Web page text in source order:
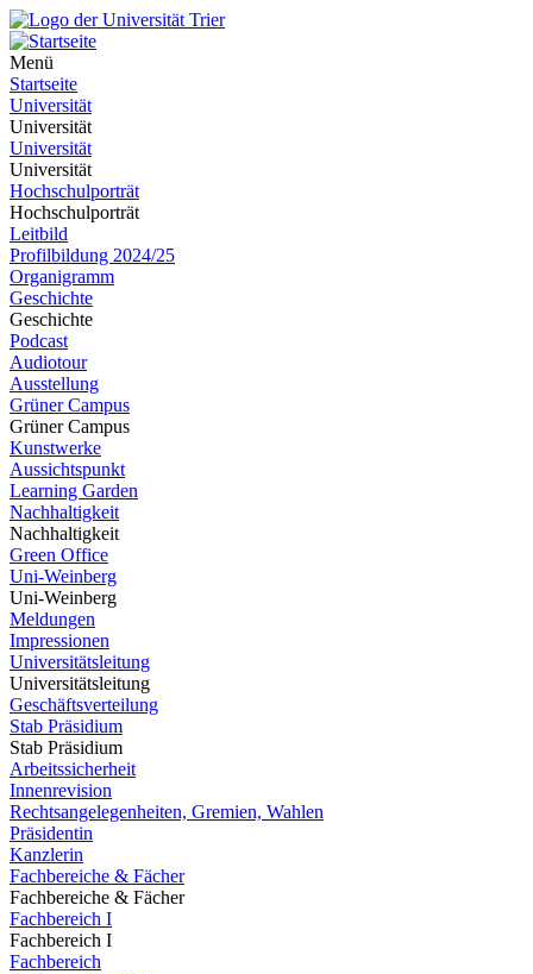
Menü
Startseite
Universität
Universität
Universität
Universität
Hochschulporträt
Hochschulporträt
Leitbild
Profilbildung 2024/25
Organigramm
Geschichte
Geschichte
Podcast
Audiotour
Ausstellung
Grüner Campus
Grüner Campus
Kunstwerke
Aussichtspunkt
Learning Garden
Nachhaltigkeit
Nachhaltigkeit
Green Office
Uni-Weinberg
Uni-Weinberg
Meldungen
Impressionen
Universitätsleitung
Universitätsleitung
Geschäftsverteilung
Stab Präsidium
Stab Präsidium
Arbeitssicherheit
Innenrevision
Rechtsangelegenheiten, Gremien, Wahlen
Präsidentin
Kanzlerin
Fachbereiche & Fächer
Fachbereiche & Fächer
Fachbereich I
Fachbereich I
Fachbereich